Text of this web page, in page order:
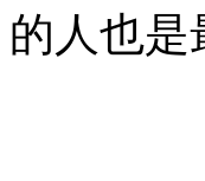
的人也是